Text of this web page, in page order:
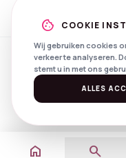
home search
©
cookie COOKIE
Wij gebruiken cookies
verkeer te analyseren.
stemt u in met ons
ALLES